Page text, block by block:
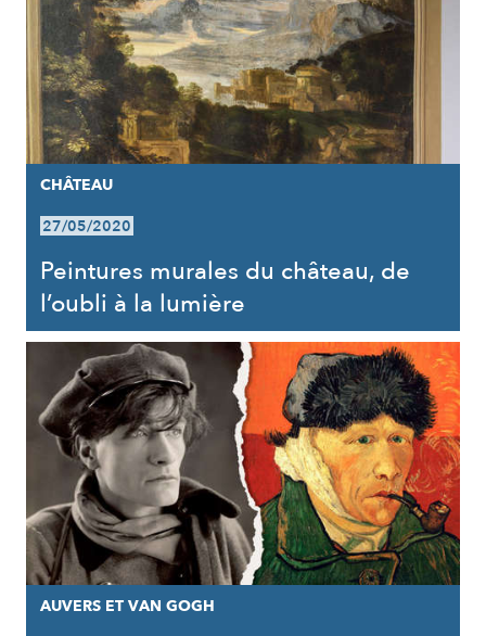
CHÂTEAU
27/05/2020
Peintures murales du château, de
l’oubli à la lumière
AUVERS ET VAN GOGH